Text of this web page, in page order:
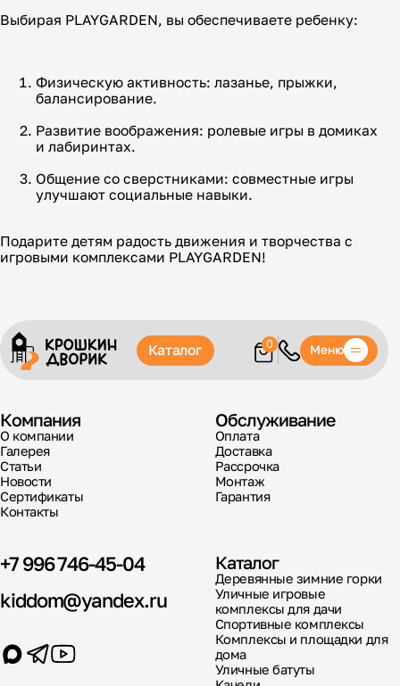
Выбирая PLAYGARDEN, вы обеспечиваете ребенку:
Физическую активность: лазанье, прыжки,
балансирование.
Развитие воображения: ролевые игры в домиках
и лабиринтах.
Общение со сверстниками: совместные игры
улучшают социальные навыки.
Подарите детям радость движения и творчества с
игровыми комплексами PLAYGARDEN!
Каталог 0 Меню
+7 996 746-45-04
kiddom@yandex.ru
Компания
О компании
Галерея
Статьи
Новости
Сертификаты
Контакты
Обслуживание
Оплата
Доставка
Рассрочка
Монтаж
Гарантия
Каталог
Деревянные зимние горки
Уличные игровые
комплексы для дачи
Спортивные комплексы
Комплексы и площадки для
дома
Уличные батуты